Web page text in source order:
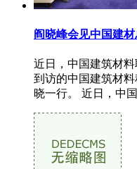
阎晓峰会见中国建
近日，中国建筑材
到访的中国建筑材
晓一行。 近日，中